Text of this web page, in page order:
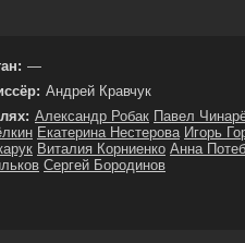
—
Андрей Кравчук
Александр Робак Павел
Екатерина Нестерова Игорь
Виталия Корниенко Анна
Сергей Бородинов